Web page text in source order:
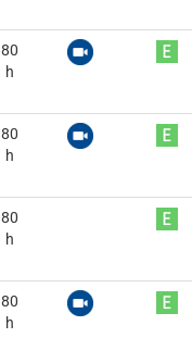
80
h
80
h
80
h
80
h